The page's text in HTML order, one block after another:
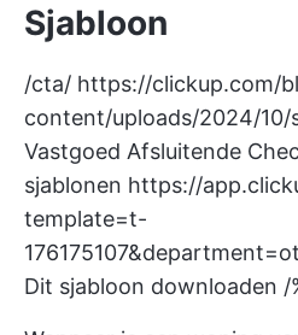
Sjabloon
/cta/ https://clickup.com/
content/uploads/2024/10/
Vastgoed Afsluitende
sjablonen https://
template=t-
Dit sjabloon downloaden /